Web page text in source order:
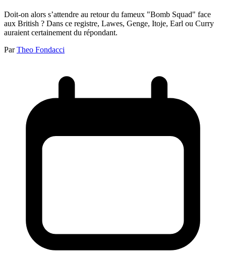
Doit-on alors s’attendre au retour du fameux "Bomb Squad" face
aux British ? Dans ce registre, Lawes, Genge, Itoje, Earl ou Curry
auraient certainement du répondant.
Par Theo Fondacci